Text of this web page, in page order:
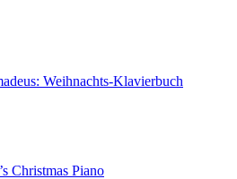
Weihnachts-Klavierbuch
Christmas Piano